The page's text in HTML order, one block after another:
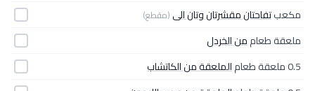
مكعبتفاحتان مقشرتان وتان الى (مقطع)
ملعقة طعاممن الخردل
0.5 ملعقة طعام
الملعقة من الكاتشاب